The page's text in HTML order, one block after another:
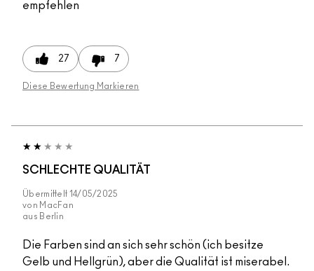
empfehlen
27 7
Diese Bewertung Markieren
SCHLECHTE QUALITÄT
Übermittelt 14/05/2025
von MacFan
aus Berlin
Die Farben sind an sich sehr schön (ich besitze
Gelb und Hellgrün), aber die Qualität ist miserabel.